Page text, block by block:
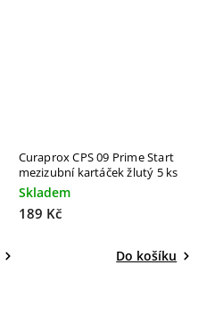
Curaprox CPS 09 Prime Start
mezizubní kartáček žlutý 5 ks
Skladem
189 Kč
Do košíku